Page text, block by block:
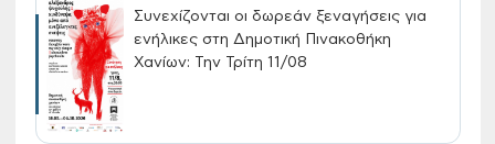
Συνεχίζονται οι δωρεάν ξεναγήσεις για
ενήλικες στη Δημοτική Πινακοθήκη
Χανίων: Την Τρίτη 11/08